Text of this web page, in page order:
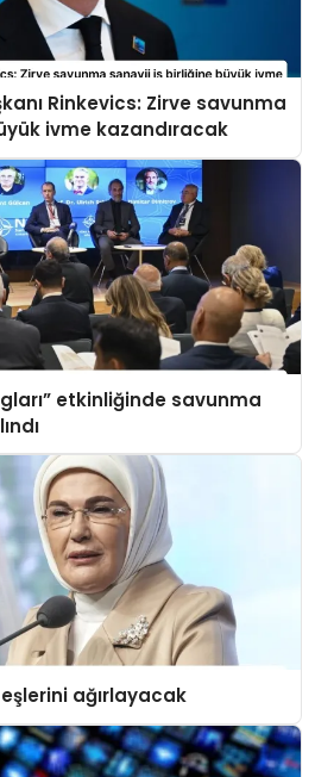
Rinkevics: Zirve savunma
ivme kazandıracak
etkinliğinde savunma
ağırlayacak